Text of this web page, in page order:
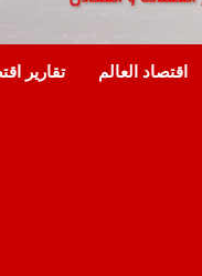
اقتصاد العالم تقارير